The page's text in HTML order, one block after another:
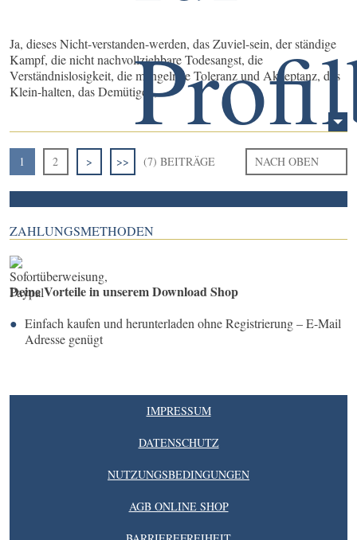
Ja, dieses Nicht-verstanden-werden, das Zuviel-sein, der ständige
Kampf, die nicht nachvollziehbare Todesangst, die
Verständnislosigkeit, die mangelnde Toleranz und Akzeptanz, das
Klein-halten, das Demütigen, ...
1 2 > >> (7) BEITRÄGE NACH OBEN
ZAHLUNGSMETHODEN
Deine Vorteile in unserem Download Shop
Einfach kaufen und herunterladen ohne Registrierung – E-Mail
Adresse genügt
IMPRESSUM
DATENSCHUTZ
NUTZUNGSBEDINGUNGEN
AGB ONLINE SHOP